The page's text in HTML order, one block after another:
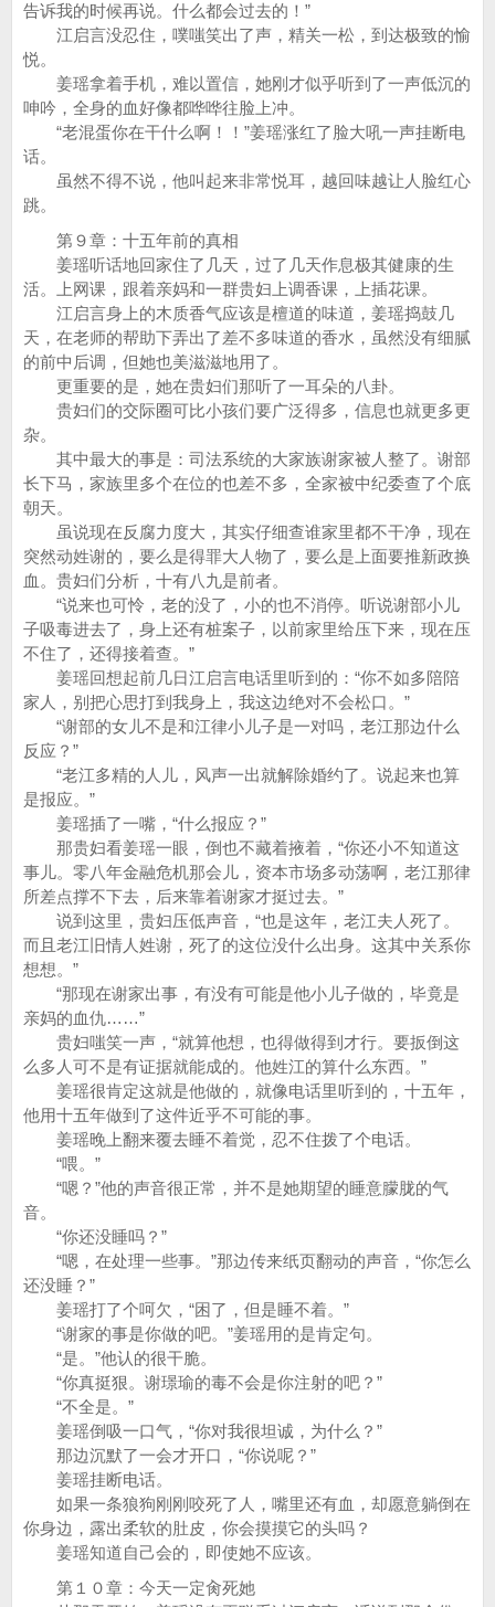
告诉我的时候再说。什么都会过去的！”
江启言没忍住，噗嗤笑出了声，精关一松，到达极致的愉
悦。
姜瑶拿着手机，难以置信，她刚才似乎听到了一声低沉的
呻吟，全身的血好像都哗哗往脸上冲。
“老混蛋你在干什么啊！！”姜瑶涨红了脸大吼一声挂断电
话。
虽然不得不说，他叫起来非常悦耳，越回味越让人脸红心
跳。
第９章：十五年前的真相
姜瑶听话地回家住了几天，过了几天作息极其健康的生
活。上网课，跟着亲妈和一群贵妇上调香课，上插花课。
江启言身上的木质香气应该是檀道的味道，姜瑶捣鼓几
天，在老师的帮助下弄出了差不多味道的香水，虽然没有细腻
的前中后调，但她也美滋滋地用了。
更重要的是，她在贵妇们那听了一耳朵的八卦。
贵妇们的交际圈可比小孩们要广泛得多，信息也就更多更
杂。
其中最大的事是：司法系统的大家族谢家被人整了。谢部
长下马，家族里多个在位的也差不多，全家被中纪委查了个底
朝天。
虽说现在反腐力度大，其实仔细查谁家里都不干净，现在
突然动姓谢的，要么是得罪大人物了，要么是上面要推新政换
血。贵妇们分析，十有八九是前者。
“说来也可怜，老的没了，小的也不消停。听说谢部小儿
子吸毒进去了，身上还有桩案子，以前家里给压下来，现在压
不住了，还得接着查。”
姜瑶回想起前几日江启言电话里听到的：“你不如多陪陪
家人，别把心思打到我身上，我这边绝对不会松口。”
“谢部的女儿不是和江律小儿子是一对吗，老江那边什么
反应？”
“老江多精的人儿，风声一出就解除婚约了。说起来也算
是报应。”
姜瑶插了一嘴，“什么报应？”
那贵妇看姜瑶一眼，倒也不藏着掖着，“你还小不知道这
事儿。零八年金融危机那会儿，资本市场多动荡啊，老江那律
所差点撑不下去，后来靠着谢家才挺过去。”
说到这里，贵妇压低声音，“也是这年，老江夫人死了。
而且老江旧情人姓谢，死了的这位没什么出身。这其中关系你
想想。”
“那现在谢家出事，有没有可能是他小儿子做的，毕竟是
亲妈的血仇……”
贵妇嗤笑一声，“就算他想，也得做得到才行。要扳倒这
么多人可不是有证据就能成的。他姓江的算什么东西。”
姜瑶很肯定这就是他做的，就像电话里听到的，十五年，
他用十五年做到了这件近乎不可能的事。
姜瑶晚上翻来覆去睡不着觉，忍不住拨了个电话。
“喂。”
“嗯？”他的声音很正常，并不是她期望的睡意朦胧的气
音。
“你还没睡吗？”
“嗯，在处理一些事。”那边传来纸页翻动的声音，“你怎么
还没睡？”
姜瑶打了个呵欠，“困了，但是睡不着。”
“谢家的事是你做的吧。”姜瑶用的是肯定句。
“是。”他认的很干脆。
“你真挺狠。谢璟瑜的毒不会是你注射的吧？”
“不全是。”
姜瑶倒吸一口气，“你对我很坦诚，为什么？”
那边沉默了一会才开口，“你说呢？”
姜瑶挂断电话。
如果一条狼狗刚刚咬死了人，嘴里还有血，却愿意躺倒在
你身边，露出柔软的肚皮，你会摸摸它的头吗？
姜瑶知道自己会的，即使她不应该。
第１０章：今天一定肏死她